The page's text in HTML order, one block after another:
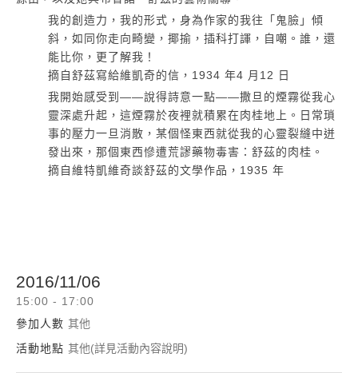
我的創造力，我的形式，身為作家的我往「鬼臉」傾
斜，如同你走向畸變，揶揄，插科打諢，自嘲。誰，還
能比你，更了解我！
摘自舒茲寫給維凱奇的信，1934 年4 月12 日
我開始感受到——說得詩意一點——撒旦的煙霧從我心
靈深處升起，這煙霧於夜裡就積累在肉桂地上。日常瑣
事的壓力一旦消散，某個怪東西就從我的心靈裂縫中迸
發出來，那個東西慘遭荒謬藥物毒害：舒茲的肉桂。
摘自維特凱維奇談舒茲的文學作品，1935 年
2016/11/06
15:00 - 17:00
參加人數 其他
活動地點 其他(詳見活動內容說明)